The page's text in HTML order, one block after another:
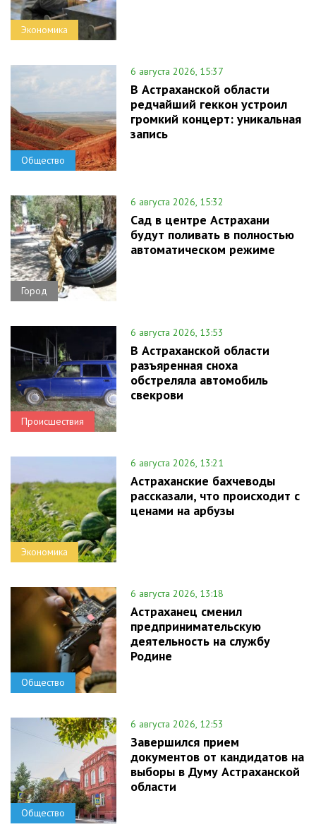
Экономика
Общество
6 августа 2026, 15:37
В Астраханской области
редчайший геккон устроил
громкий концерт: уникальная
запись
Город
6 августа 2026, 15:32
Сад в центре Астрахани
будут поливать в полностью
автоматическом режиме
Происшествия
6 августа 2026, 13:53
В Астраханской области
разъяренная сноха
обстреляла автомобиль
свекрови
Экономика
6 августа 2026, 13:21
Астраханские бахчеводы
рассказали, что происходит с
ценами на арбузы
Общество
6 августа 2026, 13:18
Астраханец сменил
предпринимательскую
деятельность на службу
Родине
Общество
6 августа 2026, 12:53
Завершился прием
документов от кандидатов на
выборы в Думу Астраханской
области